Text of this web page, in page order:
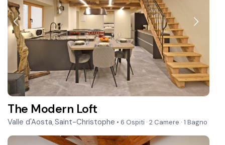
The Modern Loft
Valle d'Aosta,Saint-Christophe • 6 Ospiti · 2 Camere · 1 Bagno